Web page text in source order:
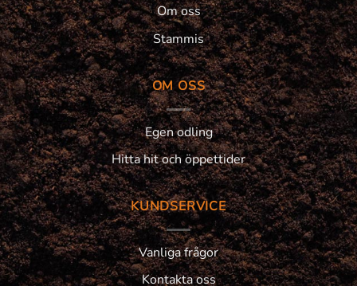
Om oss
Stammis
OM OSS
Egen odling
Hitta hit och öppettider
KUNDSERVICE
Vanliga frågor
Kontakta oss